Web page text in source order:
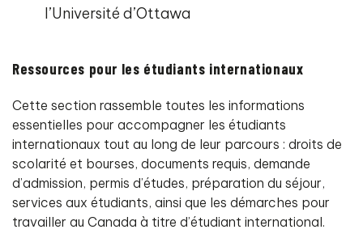
l’Université d’Ottawa
Ressources pour les étudiants internationaux
Cette section rassemble toutes les informations
essentielles pour accompagner les étudiants
internationaux tout au long de leur parcours : droits de
scolarité et bourses, documents requis, demande
d’admission, permis d’études, préparation du séjour,
services aux étudiants, ainsi que les démarches pour
travailler au Canada à titre d’étudiant international.